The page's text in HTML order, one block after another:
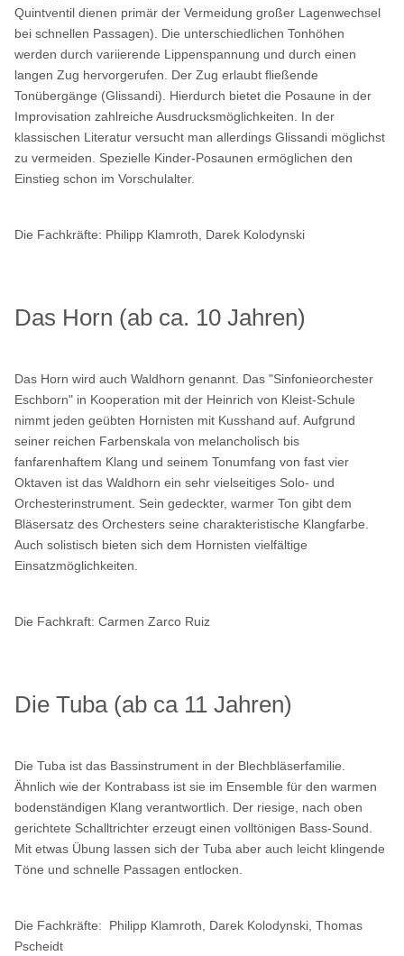
Quintventil dienen primär der Vermeidung großer Lagenwechsel
bei schnellen Passagen). Die unterschiedlichen Tonhöhen
werden durch variierende Lippenspannung und durch einen
langen Zug hervorgerufen. Der Zug erlaubt fließende
Tonübergänge (Glissandi). Hierdurch bietet die Posaune in der
Improvisation zahlreiche Ausdrucksmöglichkeiten. In der
klassischen Literatur versucht man allerdings Glissandi möglichst
zu vermeiden. Spezielle Kinder-Posaunen ermöglichen den
Einstieg schon im Vorschulalter.
Die Fachkräfte: Philipp Klamroth, Darek Kolodynski
Das Horn (ab ca. 10 Jahren)
Das Horn wird auch Waldhorn genannt. Das"Sinfonieorchester
Eschborn" in Kooperation mit der Heinrich von Kleist-Schule
nimmt jeden geübten Hornisten mit Kusshand auf. Aufgrund
seiner reichen Farbenskala von melancholisch bis
fanfarenhaftem Klang und seinem Tonumfang von fast vier
Oktaven ist das Waldhorn ein sehr vielseitiges Solo- und
Orchesterinstrument. Sein gedeckter, warmer Ton gibt dem
Bläsersatz des Orchesters seine charakteristische Klangfarbe.
Auch solistisch bieten sich dem Hornisten vielfältige
Einsatzmöglichkeiten.
Die Fachkraft: Carmen Zarco Ruiz
Die Tuba (ab ca 11 Jahren)
Die Tuba ist das Bassinstrument in der Blechbläserfamilie.
Ähnlich wie der Kontrabass ist sie im Ensemble für den warmen
bodenständigen Klang verantwortlich. Der riesige, nach oben
gerichtete Schalltrichter erzeugt einen volltönigen Bass-Sound.
Mit etwas Übung lassen sich der Tuba aber auch leicht klingende
Töne und schnelle Passagen entlocken.
Die Fachkräfte: Philipp Klamroth, Darek Kolodynski, Thomas
Pscheidt